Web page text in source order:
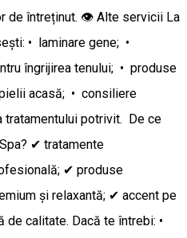
de întreținut. 👁️ Alte servicii La
• laminare gene; •
îngrijirea tenului; • produse
acasă; • consiliere
tratamentului potrivit. De ce
✔ tratamente
✔ produse
și relaxantă; ✔ accent pe
calitate. Dacă te întrebi: •